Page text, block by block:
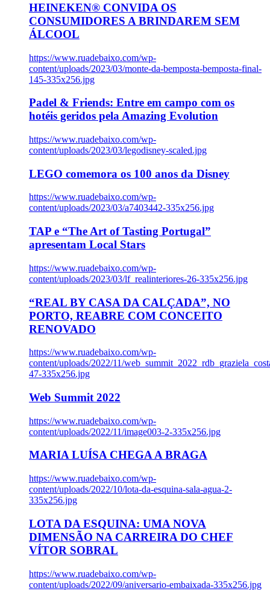
HEINEKEN® CONVIDA OS
CONSUMIDORES A BRINDAREM SEM
ÁLCOOL
https://www.ruadebaixo.com/wp-
content/uploads/2023/03/monte-da-bemposta-bemposta-final-
145-335x256.jpg
Padel & Friends: Entre em campo com os
hotéis geridos pela Amazing Evolution
https://www.ruadebaixo.com/wp-
content/uploads/2023/03/legodisney-scaled.jpg
LEGO comemora os 100 anos da Disney
https://www.ruadebaixo.com/wp-
content/uploads/2023/03/a7403442-335x256.jpg
TAP e “The Art of Tasting Portugal”
apresentam Local Stars
https://www.ruadebaixo.com/wp-
content/uploads/2023/03/lf_realinteriores-26-335x256.jpg
“REAL BY CASA DA CALÇADA”, NO
PORTO, REABRE COM CONCEITO
RENOVADO
https://www.ruadebaixo.com/wp-
content/uploads/2022/11/
47-335x256.jpg
Web Summit 2022
https://www.ruadebaixo.com/wp-
content/uploads/2022/11/image003-2-335x256.jpg
MARIA LUÍSA CHEGA A BRAGA
https://www.ruadebaixo.com/wp-
content/uploads/2022/10/lota-da-esquina-sala-agua-2-
335x256.jpg
LOTA DA ESQUINA: UMA NOVA
DIMENSÃO NA CARREIRA DO CHEF
VÍTOR SOBRAL
https://www.ruadebaixo.com/wp-
content/uploads/2022/09/aniversario-embaixada-335x256.jpg